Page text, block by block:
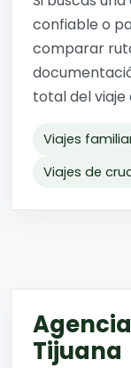
confiable o
comparar
total del viaje
Viajes
Viajes de
Tijuana